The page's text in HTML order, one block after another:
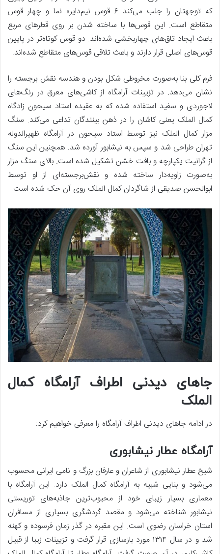
که توجهتان را جلب می‌کند ۶ قوس نیم‌دایره نما و چهار قوس
متقاطع است. این قوس‌ها با ساخته شدن بر روی قطرهای مربع
باعث ایجاد تاق‌های چهاربخشی شده‌اند. دو قوس کوتاه‌تر در پایین
قوس‌های اصلی قرار دارند و باعث تلاقی قوس‌های متقاطع شده‌اند.
فرم کلی بنا به‌صورت مخروطی شکل بودن و هندسه نقش برجسته را
نشان می‌دهد. در تزیینات آرامگاه از کاشی‌های معرق در رنگ‌های
لاجوردی و سفید استفاده شده که به عقیده استاد سیحون زادگاه
کمال الملک یعنی کاشان را در ذهن بینندگان تداعی می‌کند. سنگ
مزار کمال الملک نیز توسط استاد سیحون در آرامگاه ظهیرالدوله
تهران طراحی شد و سپس به نیشابور آورده شد. همچنین این سنگ
از گرانیت یکپارچه و بافت خشن تشکیل شده است. بالای سنگ مزار
به‌صورت زاویه‌دار ساخته شده و نقش‌برجسته‌ای از او توسط
ابوالحسن صدیقی از شاگردان کمال الملک روی آن حک شده است.
جاهای دیدنی اطراف آرامگاه کمال
الملک
در ادامه جاهای دیدنی اطراف آرامگاه را معرفی خواهیم کرد:
آرامگاه عطار نیشابوری
شیخ عطار نیشابوری از شاعران و عارفان بزرگ و نامی ایرانی محسوب
می‌شود و بنایی شبیه به آرامگاه کمال الملک دارد. این آرامگاه با
معماری بسیار زیبای خود از محبوب‌ترین جاذبه‌های توریستی
نیشابور شناخته می‌شود و مقصد گردشگری بسیاری از مسافران
استان خراسان رضوی است. این مقبره در گذر زمان فرسوده و کهنه
شد و در سال ۱۳۱۴ مورد بازسازی قرار گرفت و تزیینات زیبا از قبیل